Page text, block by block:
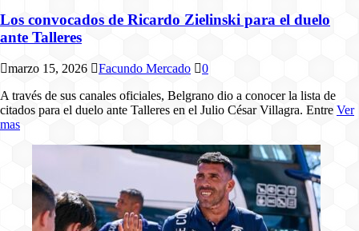
Los convocados de Ricardo Zielinski para el duelo
ante Talleres
marzo 15, 2026 Facundo Mercado
0
A través de sus canales oficiales, Belgrano dio a conocer la lista de
citados para el duelo ante Talleres en el Julio César Villagra. Entre Ver
mas